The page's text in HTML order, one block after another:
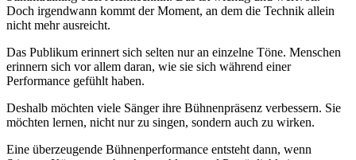
Doch irgendwann kommt der Moment, an dem die Technik allein
nicht mehr ausreicht.
Das Publikum erinnert sich selten nur an einzelne Töne. Menschen
erinnern sich vor allem daran, wie sie sich während einer
Performance gefühlt haben.
Deshalb möchten viele Sänger ihre Bühnenpräsenz verbessern. Sie
möchten lernen, nicht nur zu singen, sondern auch zu wirken.
Eine überzeugende Bühnenperformance entsteht dann, wenn